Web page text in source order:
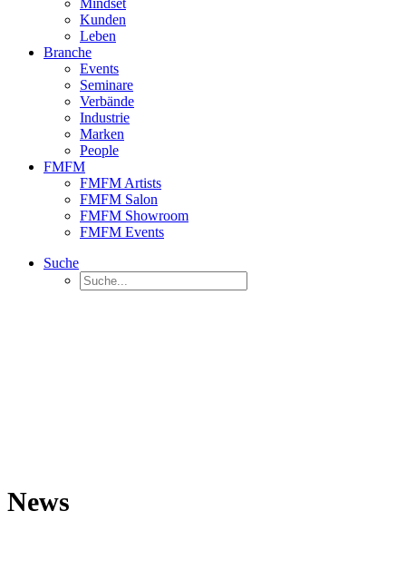
Mindset
Kunden
Leben
Branche
Events
Seminare
Verbände
Industrie
Marken
People
FMFM
FMFM Artists
FMFM Salon
FMFM Showroom
FMFM Events
Suche
News